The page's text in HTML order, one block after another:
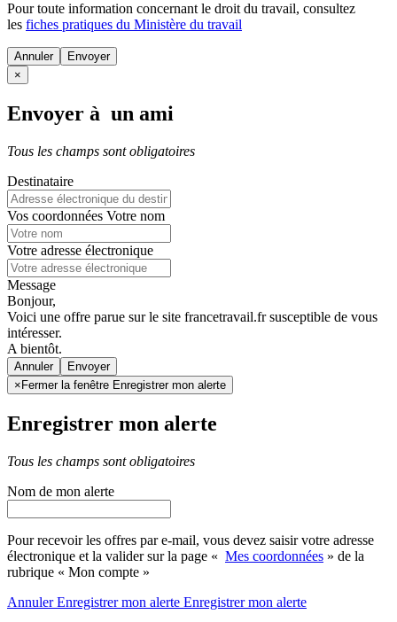
Pour toute information concernant le droit du travail, consultez
les fiches pratiques du Ministère du travail
Annuler
×
Envoyer à un ami
Tous les champs sont obligatoires
Destinataire
Vos coordonnées Votre nom
Votre adresse électronique
Message
Bonjour,
Voici une offre parue sur le site francetravail.fr susceptible de vous
intéresser.
A bientôt.
Annuler
× Fermer la fenêtre Enregistrer mon alerte
Enregistrer mon alerte
Tous les champs sont obligatoires
Nom de mon alerte
Pour recevoir les offres par e-mail, vous devez saisir votre adresse
électronique et la valider sur la page « Mes coordonnées » de la
rubrique « Mon compte »
AnnulerEnregistrer mon alerte Enregistrermon alerte